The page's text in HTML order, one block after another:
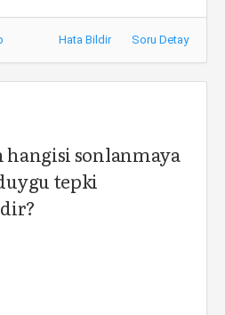
Hata Bildir Soru Detay
hangisi sonlanmaya
tepki